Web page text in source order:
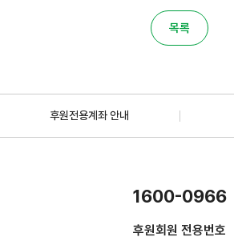
목록
후원전용계좌 안내
1600-0966
후원회원 전용번호